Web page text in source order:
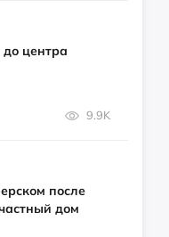
центра
9.9K
после
дом